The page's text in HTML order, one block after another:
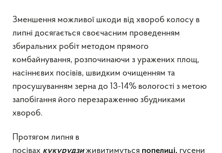
Зменшення можливої шкоди від хвороб колосу в
липні досягається своєчасним проведенням
збиральних робіт методом прямого
комбайнування, розпочинаючи з уражених площ,
насіннєвих посівів, швидким очищенням та
просушуванням зерна до 13-14% вологості з метою
запобігання його перезараженню збудниками
хвороб.
Протягом липня в
посівах
живитимуться
гусени